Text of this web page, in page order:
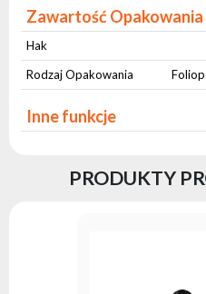
Zawartość Opakowania
Hak
Rodzaj Opakowania
Inne funkcje
PRODUKTY